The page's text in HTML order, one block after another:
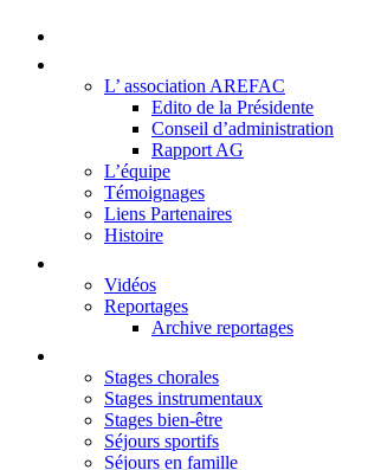
L’ association AREFAC
Edito de la Présidente
Conseil d’administration
Rapport AG
L’équipe
Témoignages
Liens Partenaires
Histoire
Vidéos
Reportages
Archive reportages
Stages chorales
Stages instrumentaux
Stages bien-être
Séjours sportifs
Séjours en famille